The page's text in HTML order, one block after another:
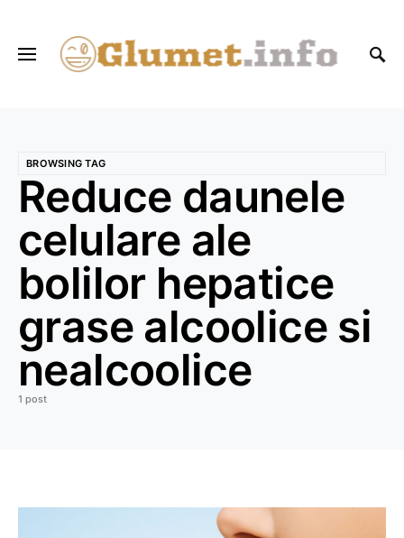
BROWSING TAG
Reduce daunele
celulare ale
bolilor hepatice
grase alcoolice si
nealcoolice
1 post